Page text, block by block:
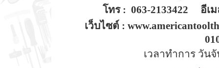
โทร : 063-2133422 อีเม
เว็บไซต์ :
เวลาทำการ วัน